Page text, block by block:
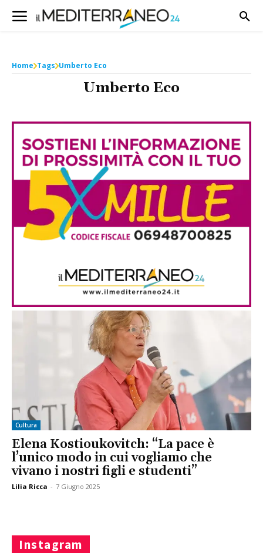
Home Tags Umberto Eco
Umberto Eco
Cultura
Elena Kostioukovitch: “La pace è
l’unico modo in cui vogliamo che
vivano i nostri figli e studenti”
Lilia Ricca - 7 Giugno 2025
Instagram